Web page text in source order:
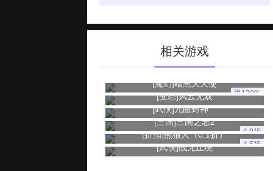
相关游戏
[魔幻]暗黑大天使
返120%
[变态]风云无双
[武侠]九曲封神
[三国]三国之志2
4.0折
[折扣]熊猫人（0.1折）
4.5折
[武侠]战无止境